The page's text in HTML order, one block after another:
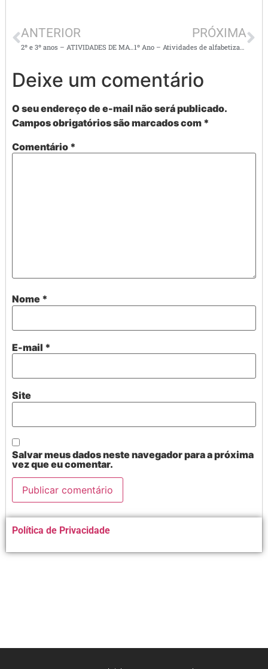
ANTERIOR
2º e 3º anos – ATIVIDADES DE MATEMÁTICA – Números, antecessor e sucessor, operações
PRÓXIMA
1º Ano – Atividades de alfabetização – nome próprio de cada coisa
Deixe um comentário
O seu endereço de e-mail não será publicado.
Campos obrigatórios são marcados com *
Comentário *
Nome *
E-mail *
Site
Salvar meus dados neste navegador para a próxima
vez que eu comentar.
Alternative:
Política de Privacidade